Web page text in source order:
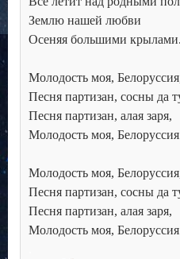
Землю нашей любви
Осеняя большими крылами.
Молодость моя,
Песня партизан, сосны да
Песня партизан, алая заря,
Молодость моя,
Молодость моя,
Песня партизан, сосны да
Песня партизан, алая заря,
Молодость моя,